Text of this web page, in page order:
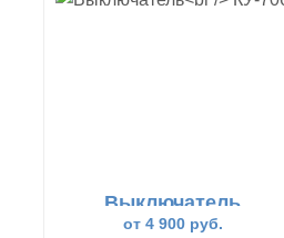
Выключатель
КУ-706
от 4 900 руб.